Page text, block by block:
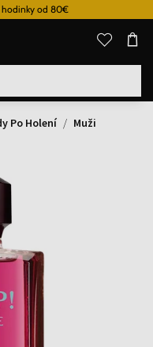
hodinky od 80€
Po Holení Muži